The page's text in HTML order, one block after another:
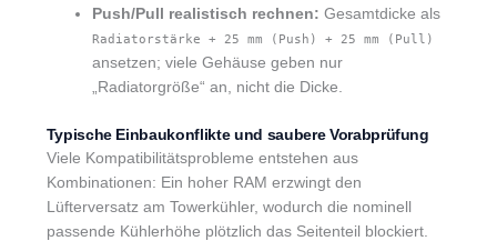
Push/Pull realistisch rechnen: Gesamtdicke als
Radiatorstärke + 25 mm (Push) + 25 mm (Pull)
ansetzen; viele Gehäuse geben nur
„Radiatorgröße“ an, nicht die Dicke.
Typische Einbaukonflikte und saubere Vorabprüfung
Viele Kompatibilitätsprobleme entstehen aus
Kombinationen: Ein hoher RAM erzwingt den
Lüfterversatz am Towerkühler, wodurch die nominell
passende Kühlerhöhe plötzlich das Seitenteil blockiert.